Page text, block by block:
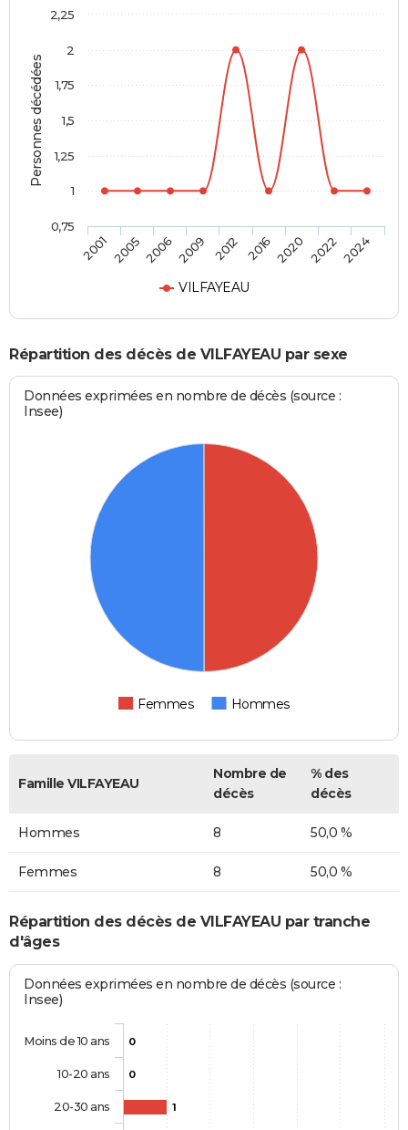
Personnes décédées
VILFAYEAU
2001 200520062009 2012 2016 2020 20222024
0,75
1
1,25
1,5
1,75
2
2,25
Répartition des décès de VILFAYEAU par sexe
Données exprimées en nombre de décès (source :
Insee)
Femmes Hommes
Famille VILFAYEAU
Nombre de
décès
% des
décès
Hommes 8 50,0 %
Femmes 8 50,0 %
Répartition des décès de VILFAYEAU par tranche
d'âges
Données exprimées en nombre de décès (source :
Insee)
0
0
1
Moins de 10 ans
10-20 ans
20-30 ans